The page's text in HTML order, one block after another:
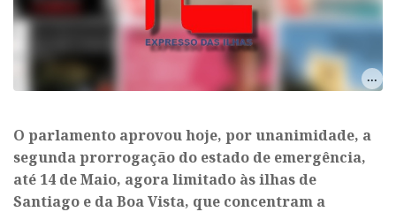
​O parlamento aprovou hoje, por unanimidade, a
segunda prorrogação do estado de emergência,
até 14 de Maio, agora limitado às ilhas de
Santiago e da Boa Vista, que concentram a